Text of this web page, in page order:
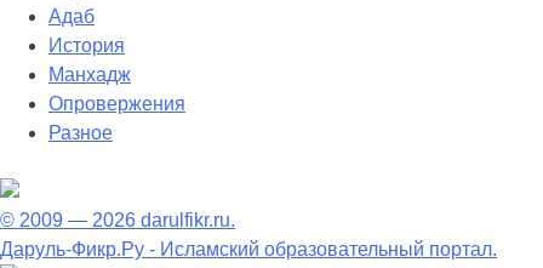
Адаб
История
Манхадж
Опровержения
Разное
© 2009 — 2026 darulfikr.ru.
Даруль-Фикр.Ру - Исламский образовательный портал.